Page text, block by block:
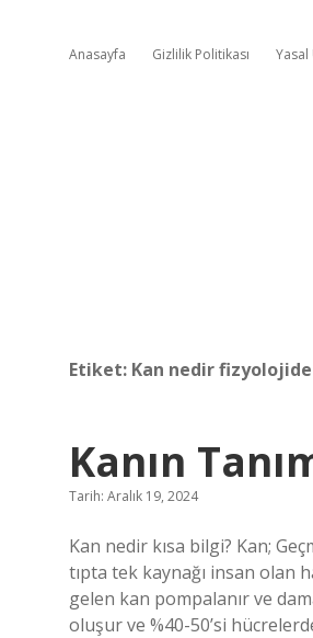
Anasayfa Gizlilik Politikası Yasal
Etiket: Kan nedir fizyolojide
Kanın
Tarih: Aralık 19, 2024
Kan nedir kısa bilgi? Kan;
tıpta tek kaynağı insan olan
gelen kan pompalanır ve
oluşur ve %40-50’si